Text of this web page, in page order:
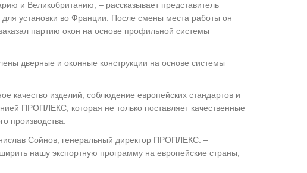
и Великобританию, – рассказывает представитель
установки во Франции. После смены места работы он
партию окон на основе профильной системы
дверные и оконные конструкции на основе системы
качество изделий, соблюдение европейских стандартов и
ПРОПЛЕКС, которая не только поставляет качественные
производства.
Сойнов, генеральный директор ПРОПЛЕКС. –
нашу экспортную программу на европейские страны,